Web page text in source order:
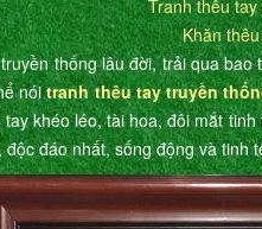
Tranh thêu
Khăn
thống lâu đời, trải qua
nóitranh thêu tay truyền
khéo léo, tài hoa, đôi mắt
độc đáo nhất, sống động và tinh